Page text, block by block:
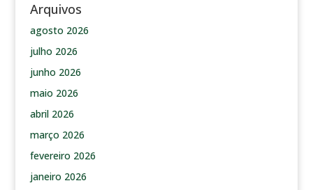
Arquivos
agosto 2026
julho 2026
junho 2026
maio 2026
abril 2026
março 2026
fevereiro 2026
janeiro 2026